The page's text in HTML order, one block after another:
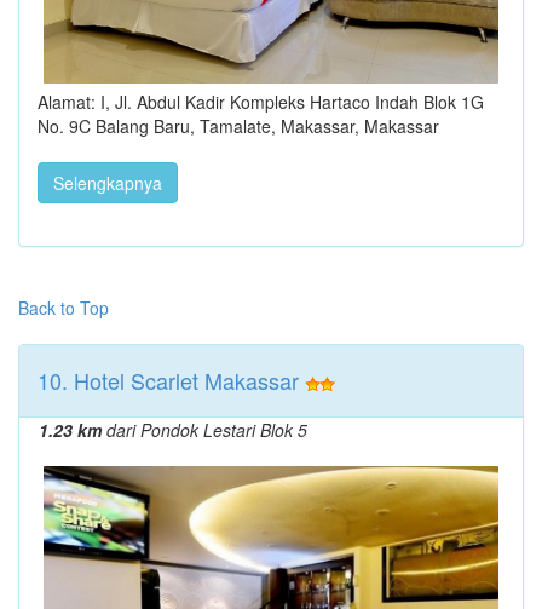
Alamat: I, Jl. Abdul Kadir Kompleks Hartaco Indah Blok 1G
No. 9C Balang Baru, Tamalate, Makassar, Makassar
Selengkapnya
Back to Top
10. Hotel Scarlet Makassar
1.23 kmdari Pondok Lestari Blok 5